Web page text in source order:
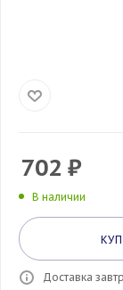
702 ₽
В наличии
Доставка